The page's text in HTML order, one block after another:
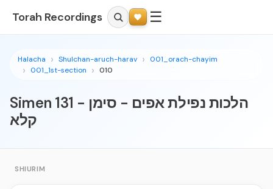
Torah Recordings ☰
Halacha Shulchan-aruch-harav
001_orach-chayim
001_1st-section
010
Simen 131 - הלכות נפילת אפים - סימן
קלא
SHIURIM